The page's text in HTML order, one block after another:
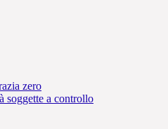
zero
soggette a controllo